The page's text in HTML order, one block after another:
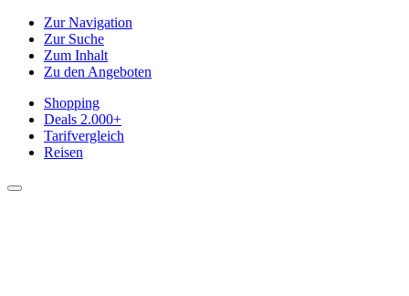
Zur Navigation
Zur Suche
Zum Inhalt
Zu den Angeboten
Shopping
Deals 2.000+
Tarifvergleich
Reisen